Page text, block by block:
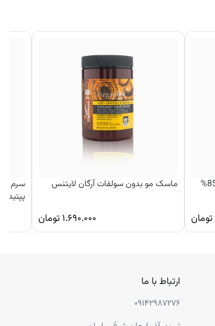
تومان
ماسک مو بدون سولفات آرگان لایتنس
۱.۶۹۰.۰۰۰ تومان
سرم
پپتید
ارتباط با ما
۰۹۱۴۲۹۸۷۲۷۶